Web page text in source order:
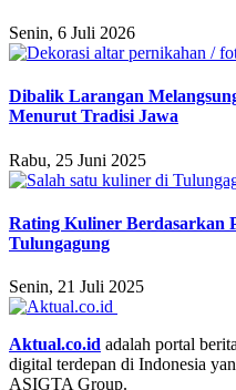
Senin, 6 Juli 2026
Dibalik Larangan
Menurut Tradisi Jawa
Rabu, 25 Juni 2025
Rating Kuliner Berdasarkan
Tulungagung
Senin, 21 Juli 2025
Aktual.co.id adalah portal
digital terdepan di Indonesia
ASIGTA Group.